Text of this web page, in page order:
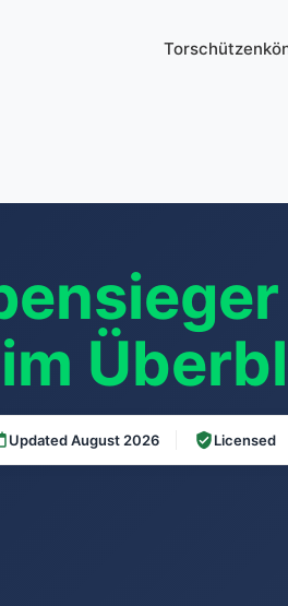
Updated August 2026 Licensed